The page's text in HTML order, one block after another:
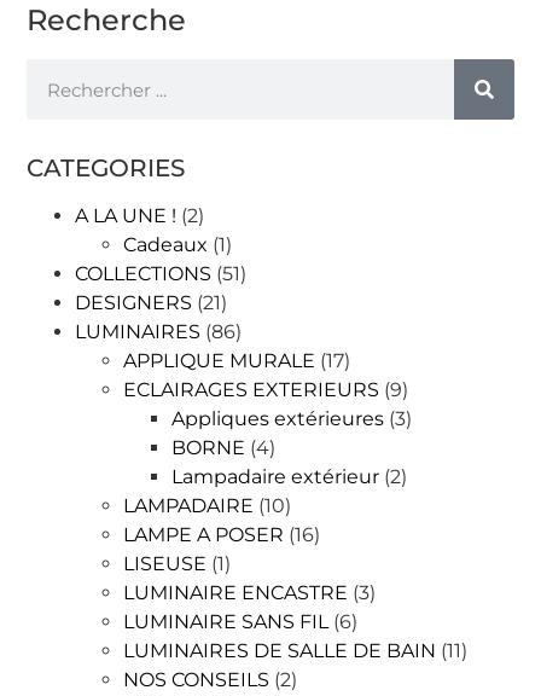
Recherche
CATEGORIES
A LA UNE ! (2)
Cadeaux (1)
COLLECTIONS (51)
DESIGNERS (21)
LUMINAIRES (86)
APPLIQUE MURALE (17)
ECLAIRAGES EXTERIEURS (9)
Appliques extérieures (3)
BORNE (4)
Lampadaire extérieur (2)
LAMPADAIRE (10)
LAMPE A POSER (16)
LISEUSE (1)
LUMINAIRE ENCASTRE (3)
LUMINAIRE SANS FIL(6)
LUMINAIRES DE SALLE DE BAIN (11)
NOS CONSEILS (2)